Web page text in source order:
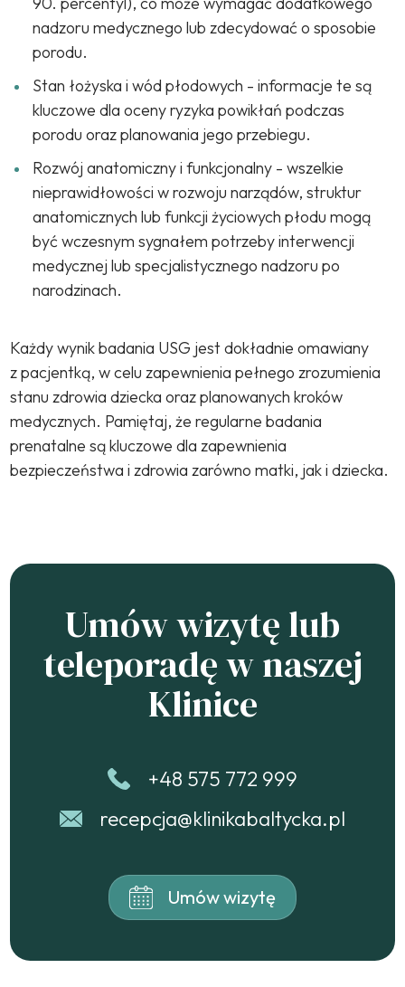
nadzoru medycznego lub zdecydować o sposobie
porodu.
Stan łożyska i wód płodowych - informacje te są
kluczowe dla oceny ryzyka powikłań podczas
porodu oraz planowania jego przebiegu.
Rozwój anatomiczny i funkcjonalny - wszelkie
nieprawidłowości w rozwoju narządów, struktur
anatomicznych lub funkcji życiowych płodu mogą
być wczesnym sygnałem potrzeby interwencji
medycznej lub specjalistycznego nadzoru po
narodzinach.
Każdy wynik badania USG jest dokładnie omawiany
z pacjentką, w celu zapewnienia pełnego zrozumienia
stanu zdrowia dziecka oraz planowanych kroków
medycznych. Pamiętaj, że regularne badania
prenatalne są kluczowe dla zapewnienia
bezpieczeństwa i zdrowia zarówno matki, jak i dziecka.
Umów wizytę lub
teleporadę w naszej
Klinice
+48 575 772 999
recepcja@klinikabaltycka.pl
Umów wizytę